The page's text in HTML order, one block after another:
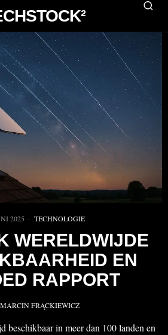
2025 TECHNOLOGIE
WERELDWIJDE
EN
RAPPORT
MARCIN FRĄCKIEWICZ
beschikbaar in meer dan 100 landen en